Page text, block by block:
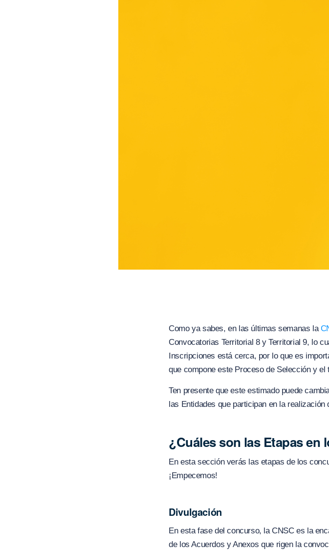
Como ya sabes, en las últimas semanas la
Convocatorias Territorial 8 y Territorial 9, lo
Inscripciones está cerca, por lo que es
que compone este Proceso de Selección y
Ten presente que este estimado puede
las Entidades que participan en la
¿Cuáles son las Etapas
En esta sección verás las etapas de los
¡Empecemos!
Divulgación
En esta fase del concurso, la CNSC es la
de los Acuerdos y Anexos que rigen la